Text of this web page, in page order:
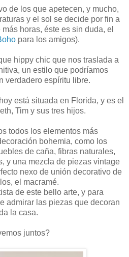
de los que apetecen, y mucho,
y el sol se decide por fin a
horas, éste es sin duda, el
para los amigos).
hippy chic que nos traslada a
un estilo que podríamos
verdadero espíritu libre.
está situada en Florida, y es el
Tim y sus tres hijos.
todos los elementos más
bohemia, como los
de caña, fibras naturales,
y una mezcla de piezas vintage
nexo de unión decorativo de
el macramé.
de este bello arte, y para
admirar las piezas que decoran
la casa.
juntos?